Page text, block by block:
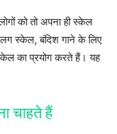
को तो अपना ही स्केल
स्केल, बंदिश गाने के लिए
का प्रयोग करते हैं। यह
चाहते हैं